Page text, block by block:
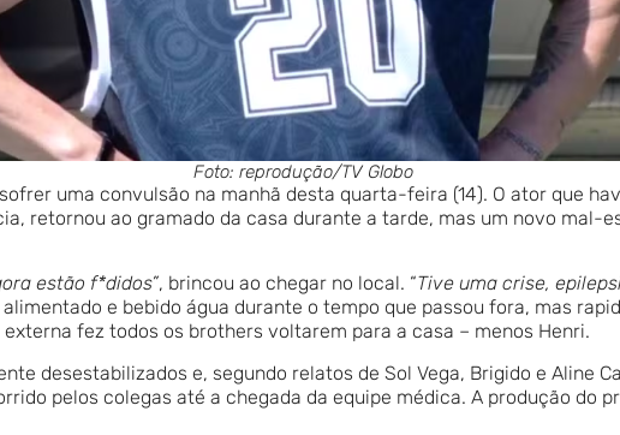
Foto: reprodução/TV Globo
uma convulsão na manhã desta quarta-feira (14). O ator que
retornou ao gramado da casa durante a tarde, mas um novo mal-
estão f*didos”, brincou ao chegar no local. “Tive uma crise,
alimentado e bebido água durante o tempo que passou fora, mas
fez todos os brothers voltarem para a casa – menos Henri.
desestabilizados e, segundo relatos de Sol Vega, Brigido e Aline
pelos colegas até a chegada da equipe médica. A produção do